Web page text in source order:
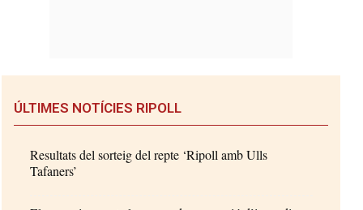
ÚLTIMES NOTÍCIES RIPOLL
Resultats del sorteig del repte ‘Ripoll amb Ulls
Tafaners’